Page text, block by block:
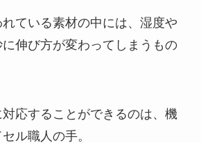
ている素材の中には、湿度や
伸び方が変わってしまうもの
応することができるのは、機
ル職人の手。